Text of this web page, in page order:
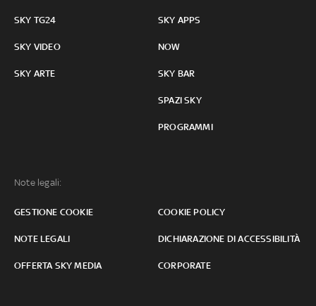
SKY TG24
SKY VIDEO
SKY ARTE
SKY APPS
NOW
SKY BAR
SPAZI SKY
PROGRAMMI
Note legali:
GESTIONE COOKIE COOKIE POLICY
NOTE LEGALI DICHIARAZIONE DI ACCESSIBILITÀ
OFFERTA SKY MEDIA CORPORATE